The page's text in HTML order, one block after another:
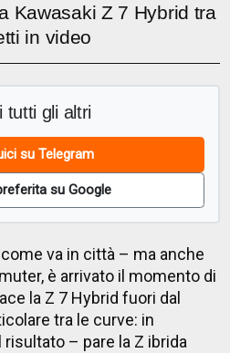
Kawasaki Z 7 Hybrid tra
in video
tutti gli altri
su Telegram
su Google
va in città – ma anche
è arrivato il momento di
la Z 7 Hybrid fuori dal
tra le curve: in
– pare la Z ibrida